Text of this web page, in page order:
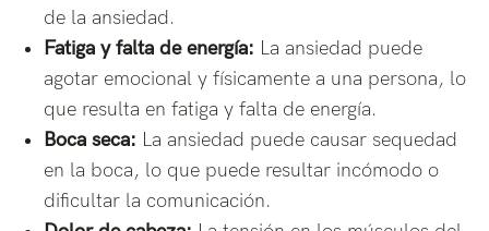
de la ansiedad.
Fatiga y falta de energía: La ansiedad puede
agotar emocional y físicamente a una persona, lo
que resulta en fatiga y falta de energía.
Boca seca: La ansiedad puede causar sequedad
en la boca, lo que puede resultar incómodo o
dificultar la comunicación.